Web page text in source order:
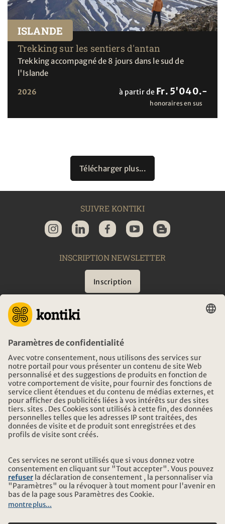
ISLANDE
Trekking sur les sentiers d'antan
Trekking accompagné de 8 jours dans le sud de
l'Islande
2026 à partir de Fr. 5'040.-
honoraires en sus
Télécharger plus...
SUIVRE KONTIKI
INSCRIPTION NEWSLETTER
Inscription
CONSEIL
URGENCES EN VOYAGE
HEURES D'OUVERTURE KONTIKI VOYAGES
TÉLÉCHARGEMENT ET LIENS
ADRESSE
AU SUJET DE KONTIKI
CERTIFICATION
NOS PARTENAIRES